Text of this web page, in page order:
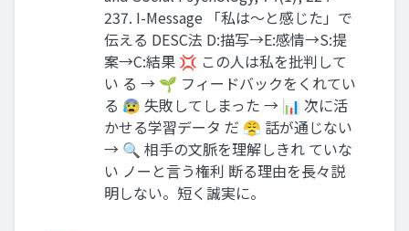
237. I-Message 「私は〜と感じた」で
伝える DESC法 D:描写→E:感情→S:提
案→C:結果 💢 この人は私を批判して
い る → 🌱 フィードバックをくれてい
る 😰 失敗してしまった → 📊 次に活
かせる学習データ だ 😤 話が通じない
→ 🔍 相手の文脈を理解しきれ ていな
い ノーと言う権利 断る理由を長々説
明しない。短く誠実に。